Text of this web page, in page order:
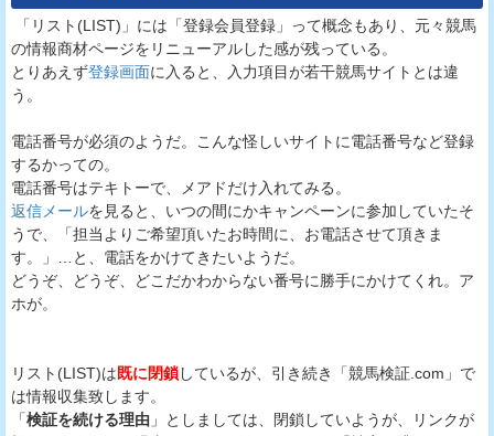
「リスト(LIST)」には「登録会員登録」って概念もあり、元々競馬
の情報商材ページをリニューアルした感が残っている。
とりあえず登録画面に入ると、入力項目が若干競馬サイトとは違
う。
電話番号が必須のようだ。こんな怪しいサイトに電話番号など登録
するかっての。
電話番号はテキトーで、メアドだけ入れてみる。
返信メールを見ると、いつの間にかキャンペーンに参加していたそ
うで、「担当よりご希望頂いたお時間に、お電話させて頂きま
す。」…と、電話をかけてきたいようだ。
どうぞ、どうぞ、どこだかわからない番号に勝手にかけてくれ。ア
ホが。
リスト(LIST)は既に閉鎖しているが、引き続き「競馬検証.com」で
は情報収集致します。
「検証を続ける理由 」としましては、閉鎖していようが、リンクが